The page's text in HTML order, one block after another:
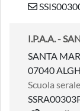
I.P.A.A. -
SANTA
07040
Scuola serale